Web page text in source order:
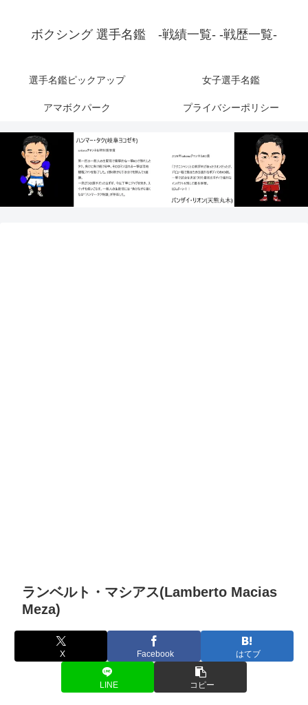
ボクシング 選手名鑑 -戦績一覧- -戦歴一覧-
選手名鑑ピックアップ 女子選手名鑑
アマボクパーク プライバシーポリシー
ランベルト・マシアス(Lamberto Macias
Meza)
X Facebook はてブ
LINE コピー